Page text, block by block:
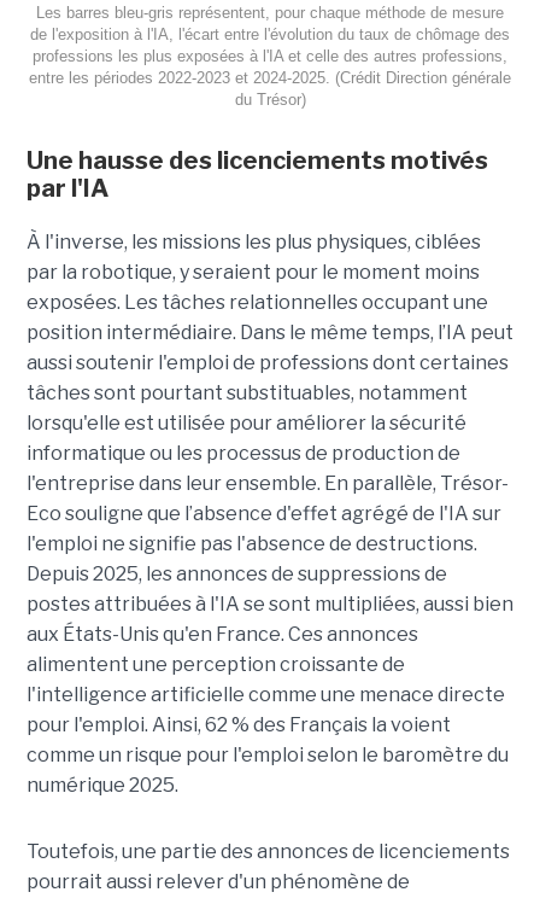
Les barres bleu-gris représentent, pour chaque méthode de mesure
de l'exposition à l'IA, l'écart entre l'évolution du taux de chômage des
professions les plus exposées à l'IA et celle des autres professions,
entre les périodes 2022-2023 et 2024-2025. (Crédit Direction générale
du Trésor)
Une hausse des licenciements motivés
par l'IA
À l'inverse, les missions les plus physiques, ciblées
par la robotique, y seraient pour le moment moins
exposées. Les tâches relationnelles occupant une
position intermédiaire. Dans le même temps, l’IA peut
aussi soutenir l'emploi de professions dont certaines
tâches sont pourtant substituables, notamment
lorsqu'elle est utilisée pour améliorer la sécurité
informatique ou les processus de production de
l'entreprise dans leur ensemble. En parallèle, Trésor-
Eco souligne que l’absence d'effet agrégé de l'IA sur
l'emploi ne signifie pas l'absence de destructions.
Depuis 2025, les annonces de suppressions de
postes attribuées à l'IA se sont multipliées, aussi bien
aux États-Unis qu'en France. Ces annonces
alimentent une perception croissante de
l'intelligence artificielle comme une menace directe
pour l'emploi. Ainsi, 62 % des Français la voient
comme un risque pour l'emploi selon le baromètre du
numérique 2025.
Toutefois, une partie des annonces de licenciements
pourrait aussi relever d'un phénomène de